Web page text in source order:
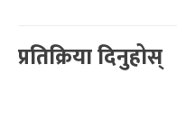
प्रतिक्रिया दिनुहोस्